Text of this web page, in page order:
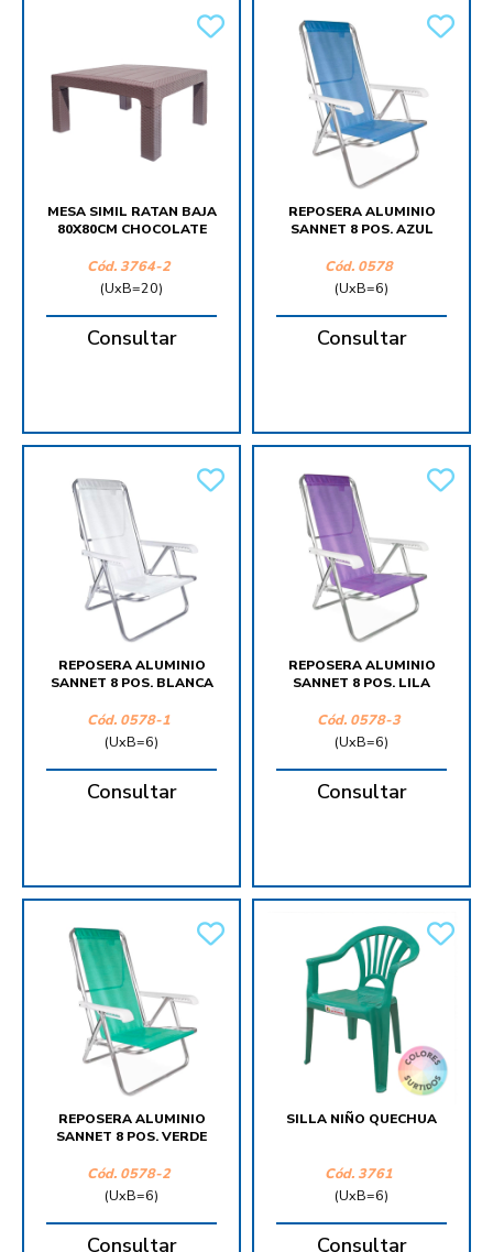
MESA SIMIL RATAN BAJA
80X80CM CHOCOLATE
Cód. 3764-2
(UxB=20)
Consultar
REPOSERA ALUMINIO
SANNET 8 POS. AZUL
Cód. 0578
(UxB=6)
Consultar
REPOSERA ALUMINIO
SANNET 8 POS. BLANCA
Cód. 0578-1
(UxB=6)
Consultar
REPOSERA ALUMINIO
SANNET 8 POS. LILA
Cód. 0578-3
(UxB=6)
Consultar
REPOSERA ALUMINIO
SANNET 8 POS. VERDE
Cód. 0578-2
(UxB=6)
Consultar
SILLA NIÑO QUECHUA
Cód. 3761
(UxB=6)
Consultar